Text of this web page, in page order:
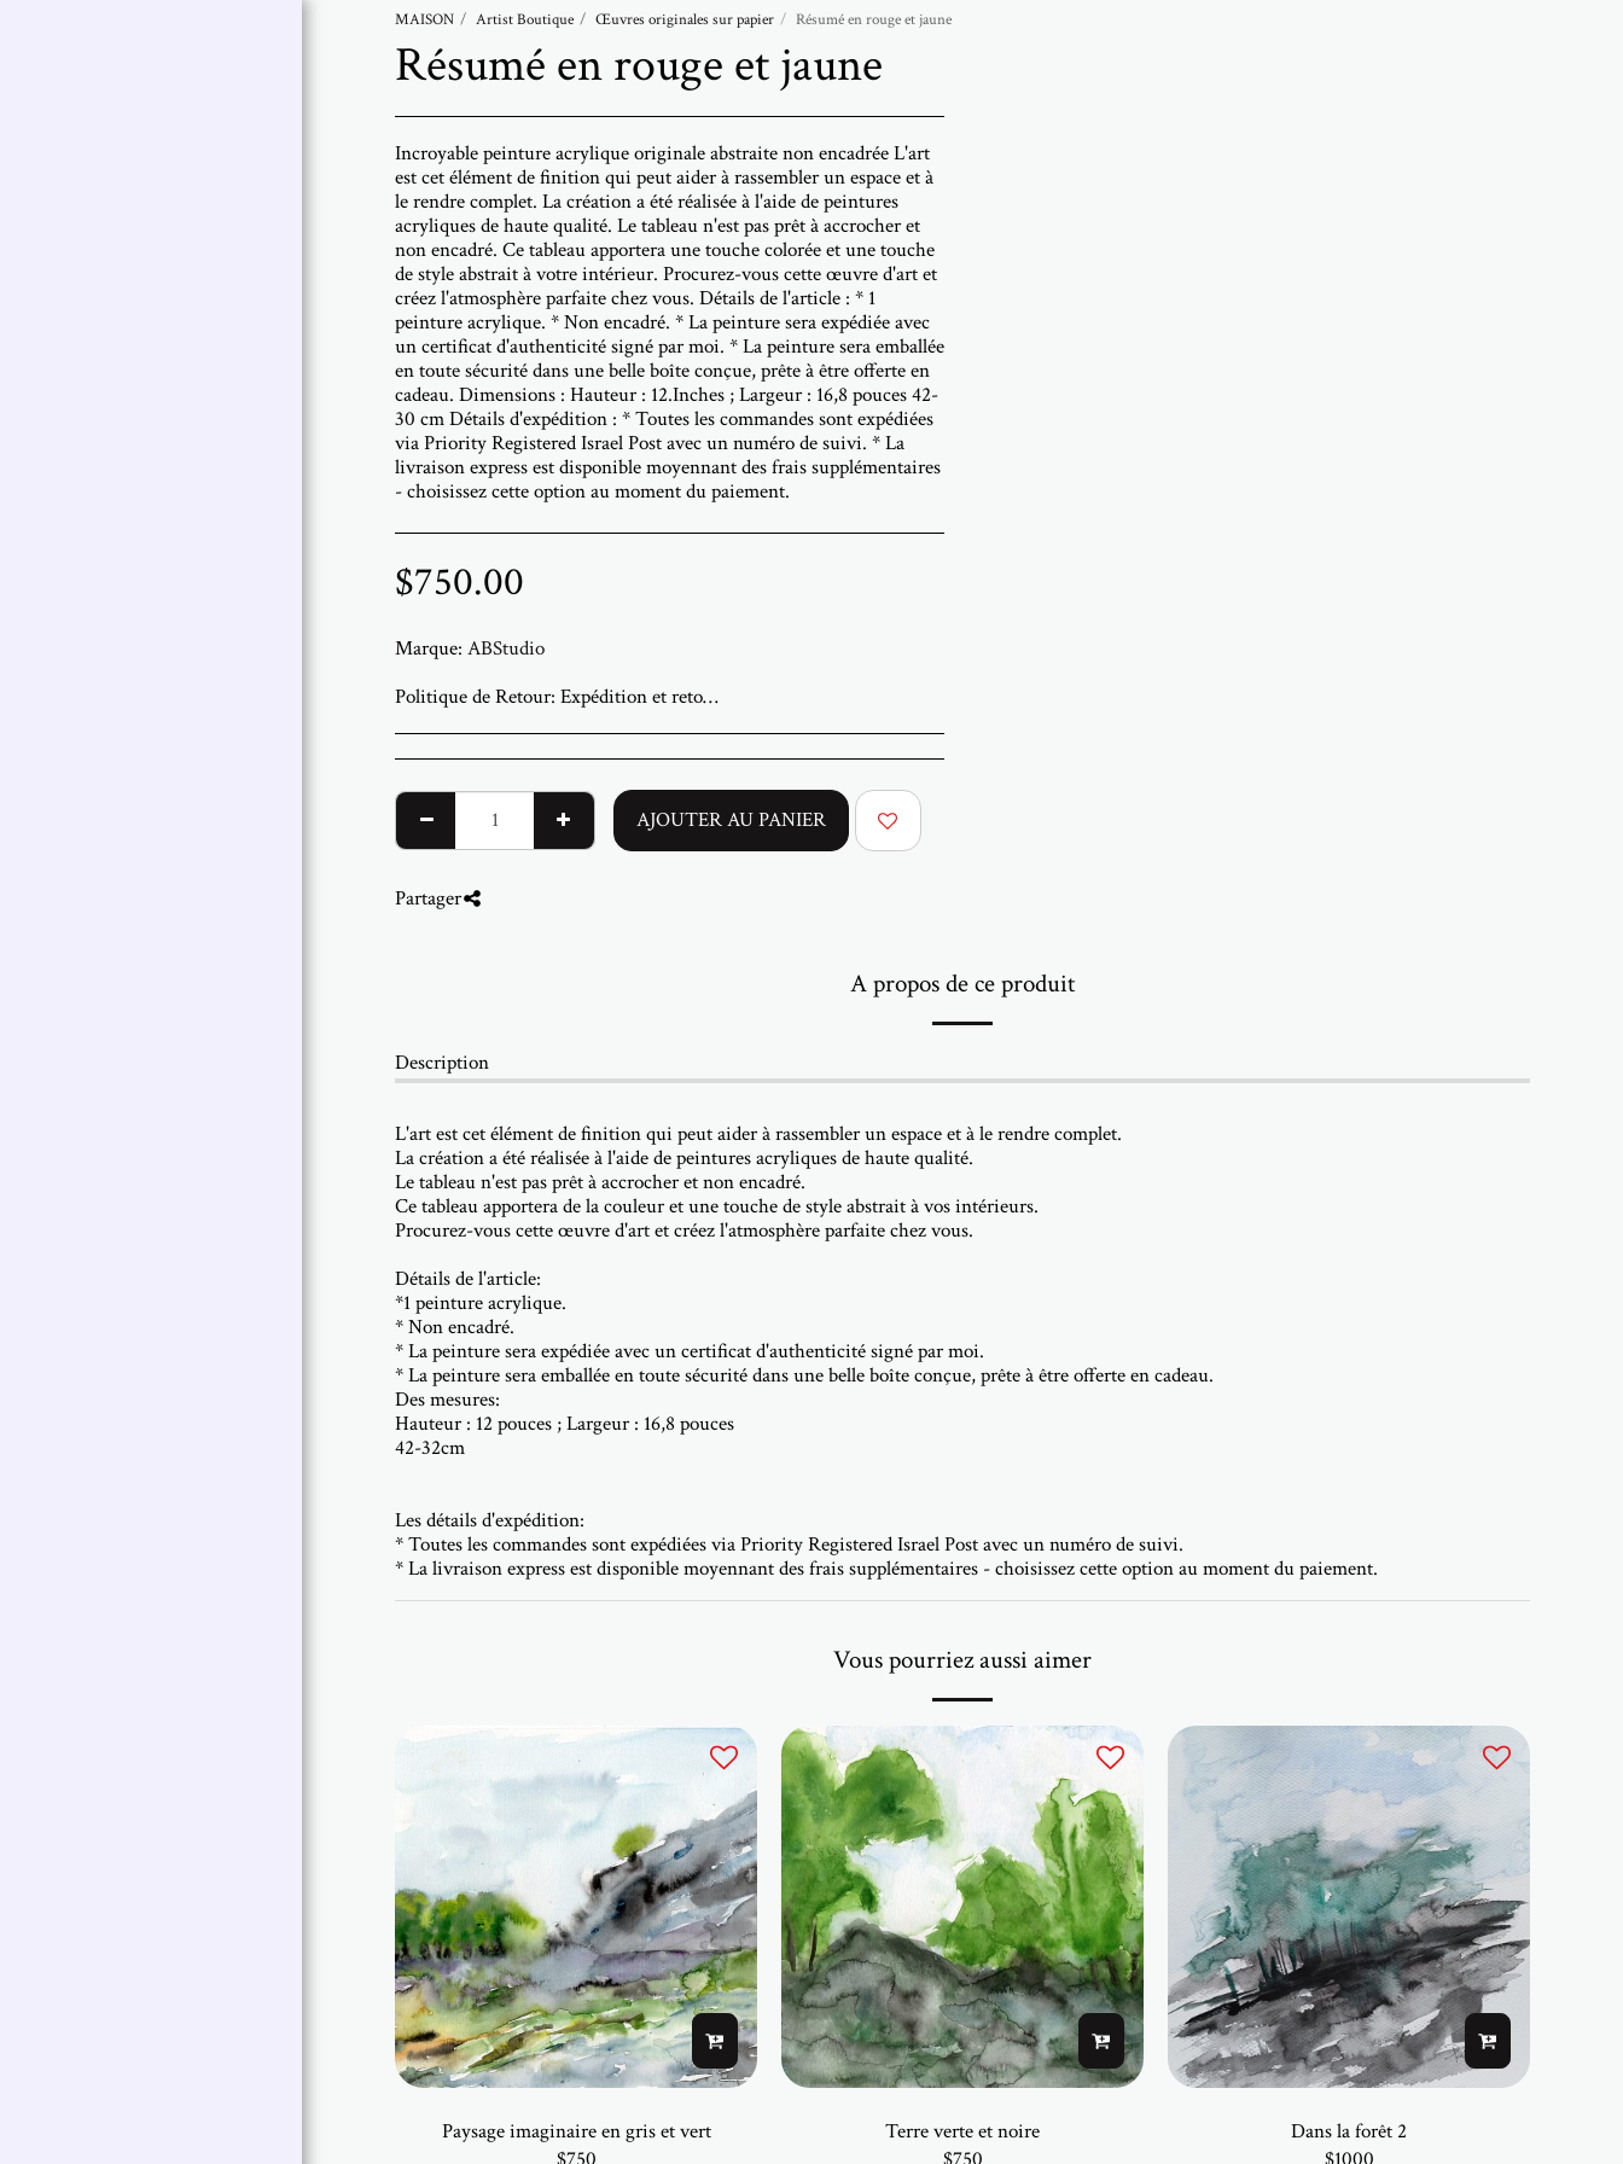
MAISON Artist Boutique Œuvres originales sur papier Résumé en rouge et jaune
Résumé en rouge et jaune
Incroyable peinture acrylique originale abstraite non encadrée L'art
est cet élément de finition qui peut aider à rassembler un espace et à
le rendre complet. La création a été réalisée à l'aide de peintures
acryliques de haute qualité. Le tableau n'est pas prêt à accrocher et
non encadré. Ce tableau apportera une touche colorée et une touche
de style abstrait à votre intérieur. Procurez-vous cette œuvre d'art et
créez l'atmosphère parfaite chez vous. Détails de l'article : * 1
peinture acrylique. * Non encadré. * La peinture sera expédiée avec
un certificat d'authenticité signé par moi. * La peinture sera emballée
en toute sécurité dans une belle boîte conçue, prête à être offerte en
cadeau. Dimensions : Hauteur : 12.Inches ; Largeur : 16,8 pouces 42-
30 cm Détails d'expédition : * Toutes les commandes sont expédiées
via Priority Registered Israel Post avec un numéro de suivi. * La
livraison express est disponible moyennant des frais supplémentaires
- choisissez cette option au moment du paiement.
$750.00
Marque: ABStudio
Politique de Retour: Expédition et retours Nous expédions dans le monde entier depuis la galerie ABStudio en Israël. Les commandes sont traitées sous 3 à 7 jours ouvrables. Un numéro de suivi vous sera envoyé dès l'expédition de votre commande. Les œuvres originales sont emballées avec soin et expédiées assurées. Le retrait sur place à la galerie est possible sur rendez-vous. Les prix pour les clients en Israël incluent la TVA. Pour les commandes internationales, des droits d'importation ou des taxes locales peuvent s'appliquer à la livraison. Ces frais sont à la charge de l'acheteur. Les retours sont acceptés dans les 14 jours suivant la livraison. L'œuvre doit être retournée dans son état et son emballage d'origine. Les frais de retour et d'assurance sont à la charge de l'acheteur. Si votre œuvre arrive endommagée, veuillez nous contacter dans les 48 heures. Pour toute question ou assistance, veuillez nous contacter par e-mail à l'adresse abramovichp@gmail.com.
AJOUTER AU PANIER
Partager
A propos de ce produit
Description
L'art est cet élément de finition qui peut aider à rassembler un espace et à le rendre complet.
La création a été réalisée à l'aide de peintures acryliques de haute qualité.
Le tableau n'est pas prêt à accrocher et non encadré.
Ce tableau apportera de la couleur et une touche de style abstrait à vos intérieurs.
Procurez-vous cette œuvre d'art et créez l'atmosphère parfaite chez vous.
Détails de l'article:
*1 peinture acrylique.
* Non encadré.
* La peinture sera expédiée avec un certificat d'authenticité signé par moi.
* La peinture sera emballée en toute sécurité dans une belle boîte conçue, prête à être offerte en cadeau.
Des mesures:
Hauteur : 12 pouces ; Largeur : 16,8 pouces
42-32cm
Les détails d'expédition:
* Toutes les commandes sont expédiées via Priority Registered Israel Post avec un numéro de suivi.
* La livraison express est disponible moyennant des frais supplémentaires - choisissez cette option au moment du paiement.
Vous pourriez aussi aimer
Paysage imaginaire en gris et vert
Terre verte et noire
Dans la forêt 2